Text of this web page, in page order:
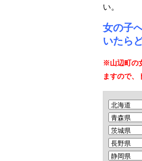
い。
女の子
いたら
※山辺町の
ますので、